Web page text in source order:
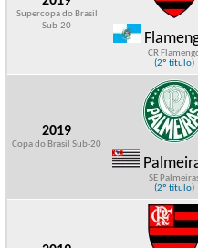
Supercopa do Brasil
Sub-20
CR
(2º título)
2019
Copa do Brasil Sub-20
SE
(2º título)